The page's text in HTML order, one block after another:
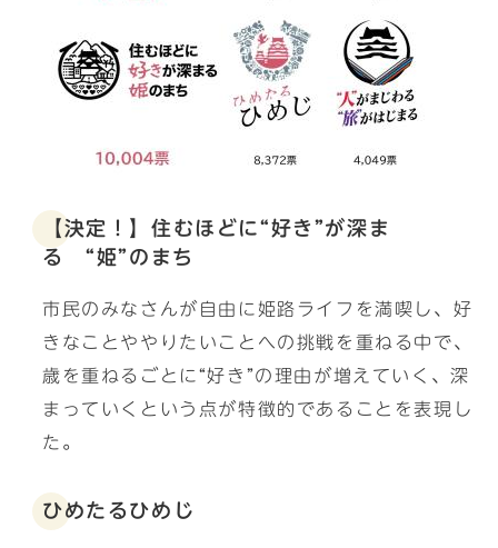
【決定！】住むほどに“好き”が深ま
る “姫”のまち
市民のみなさんが自由に姫路ライフを満喫し、好
きなことややりたいことへの挑戦を重ねる中で、
歳を重ねるごとに“好き”の理由が増えていく、深
まっていくという点が特徴的であることを表現し
た。
ひめたるひめじ